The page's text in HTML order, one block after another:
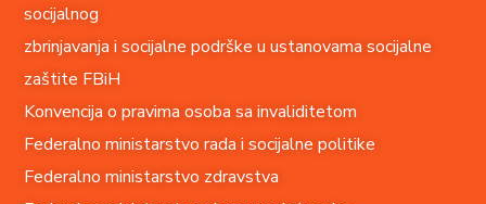
socijalnog
zbrinjavanja i socijalne podrške u ustanovama socijalne
zaštite FBiH
Konvencija o pravima osoba sa invaliditetom
Federalno ministarstvo rada i socijalne politike
Federalno ministarstvo zdravstva